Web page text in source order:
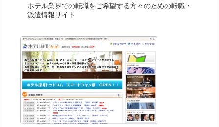
ホテル業界での転職をご希望する方々のための転職・
派遣情報サイト